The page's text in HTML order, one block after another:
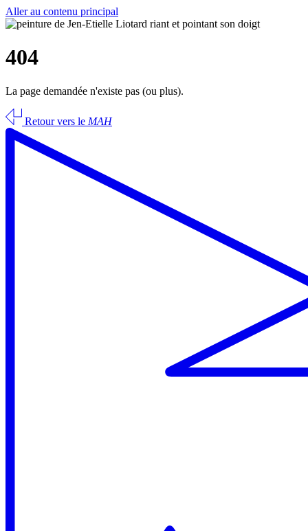
Aller au contenu principal
404
La page demandée n'existe pas (ou plus).
Retour vers le MAH